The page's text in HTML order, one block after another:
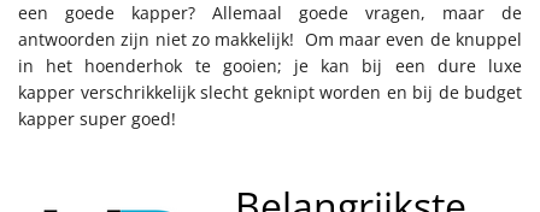
een goede kapper? Allemaal goede vragen, maar de
antwoorden zijn niet zo makkelijk! Om maar even de knuppel
in het hoenderhok te gooien; je kan bij een dure luxe
kapper verschrikkelijk slecht geknipt worden en bij de budget
kapper super goed!